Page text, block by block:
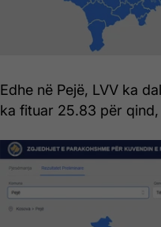
Edhe në Pejë, LVV ka
ka fituar 25.83 për